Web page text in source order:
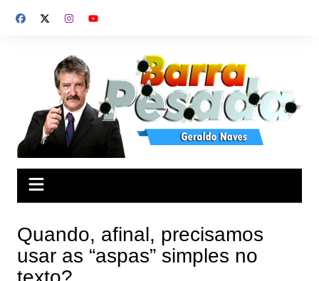
para
Quando, afinal, precisamos
usar as “aspas” simples no